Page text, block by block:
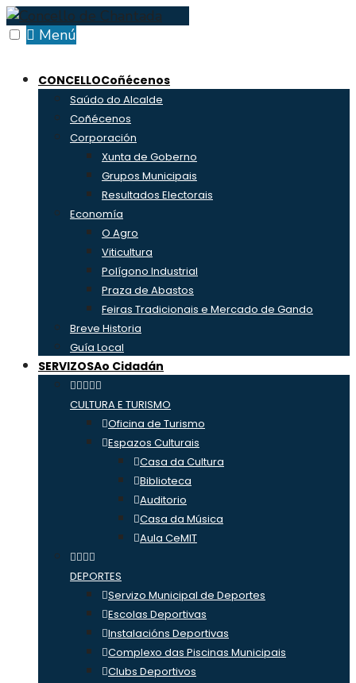
Skip
to
Menú
CONCELLOCoñécenos
Saúdo do Alcalde
Coñécenos
Corporación
Xunta de Goberno
Grupos Municipais
Resultados Electorais
Economía
O Agro
Viticultura
Polígono Industrial
Praza de Abastos
Feiras Tradicionais e Mercado de Gando
Breve Historia
Guía Local
SERVIZOSAo Cidadán
CULTURA E TURISMO
Oficina de Turismo
Espazos Culturais
Casa da Cultura
Biblioteca
Auditorio
Casa da Música
Aula CeMIT
DEPORTES
Servizo Municipal de Deportes
Escolas Deportivas
Instalacións Deportivas
Complexo das Piscinas Municipais
Clubs Deportivos